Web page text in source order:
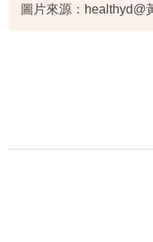
圖片來源：healthyd@